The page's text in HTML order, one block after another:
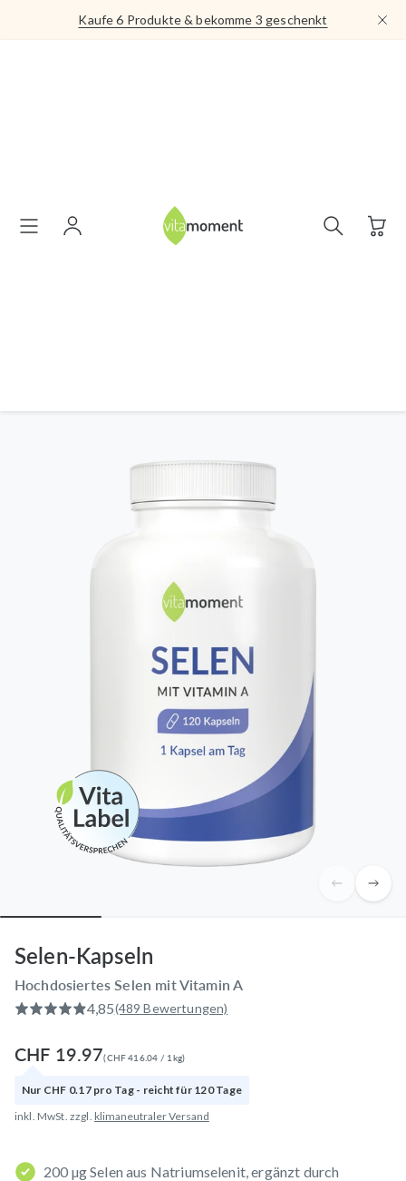
zum
Kaufe 6 Produkte & bekomme 3 geschenkt
Selen-Kapseln
Hochdosiertes Selen mit Vitamin A
4,85(489 Bewertungen)
CHF 19.97(CHF 416.04 / 1 kg)
Nur CHF 0.17pro Tag- reicht für 120 Tage
inkl. MwSt. zzgl. klimaneutraler Versand
200 µg Selen aus Natriumselenit, ergänzt durch